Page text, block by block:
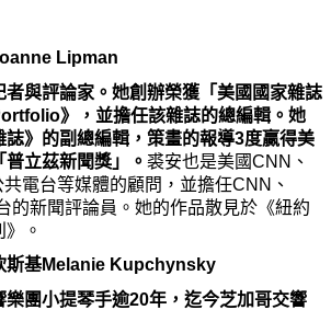
Lipman
與評論家。 她創辦榮獲「美國國家雜誌
》，並擔任該雜誌的總編輯。 她
誌》的副總編輯，策畫的報導3度贏得美
普立茲新聞獎 」。 裘安也是美國CNN 、
電台等媒體的顧問，並擔任CNN、
的新聞評論員。 她的作品散見於《紐約
。
斯基Melanie Kupchynsky
團小提琴手逾20年，迄今芝加哥交響